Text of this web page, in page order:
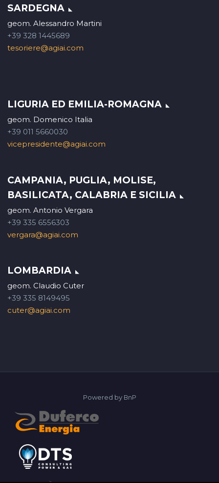
SARDEGNA
geom. Alessandro Martini
+39 328 1445689
tesoriere@agiai.com
LIGURIA ED EMILIA-ROMAGNA
geom. Domenico Italia
+39 011 5660030
vicepresidente@agiai.com
CAMPANIA, PUGLIA, MOLISE,
BASILICATA, CALABRIA E SICILIA
geom. Antonio Vergara
+39 335 6556303
vergara@agiai.com
LOMBARDIA
geom. Claudio Cuter
+39 335 8149495
cuter@agiai.com
Powered by BnP